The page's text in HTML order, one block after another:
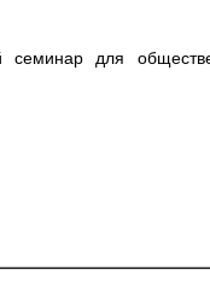
семинар для